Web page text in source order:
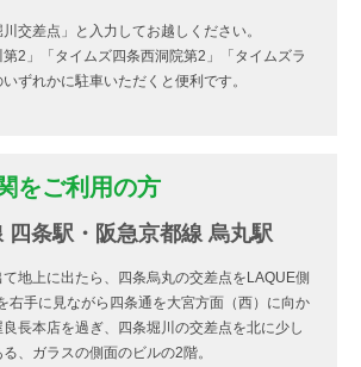
交差点」と入力してお越しください。
第2」「タイムズ四条西洞院第2」「タイムズラ
ずれかに駐車いただくと便利です。
をご利用の方
四条駅・阪急京都線 烏丸駅
地上に出たら、四条烏丸の交差点をLAQUE側
右手に見ながら四条通を大宮方面（西）に向か
長本店を過ぎ、四条堀川の交差点を北に少し
、ガラスの側面のビルの2階。